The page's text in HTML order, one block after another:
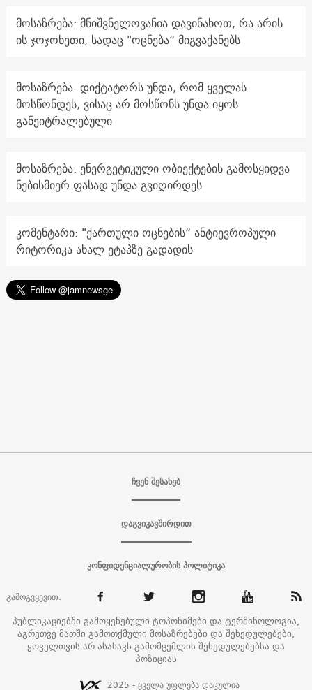
მოსაზრება: მნიშვნელოვანია დავინახოთ, რა არის
ის ჯოჯოხეთი, სადაც "ოცნება“ მიგვაქანებს
მოსაზრება: დიქტატორს უნდა, რომ ყველას
მოსწონდეს, ვისაც არ მოსწონს უნდა იყოს
განეიტრალებული
მოსაზრება: ენერგეტიკული ობიექტების გამოსყიდვა
ნებისმიერ ფასად უნდა გვიღირდეს
კომენტარი: "ქართული ოცნების“ ანტიევროპული
რიტორიკა ახალ ეტაპზე გადადის
ჩვენ შესახებ
დაგვიკავშირდით
კონფიდენციალურობის პოლიტიკა
გამოგვყევით:
პუბლიკაციებში გამოყენებული ტოპონიმები და ტერმინოლოგია,
აგრეთვე მათში გამოთქმული მოსაზრებები და შეხედულებები,
ყოველთვის არ ასახავს გამომცემლის შეხედულებებსა და
პოზიციას
2025 - ყველა უფლება დაცულია